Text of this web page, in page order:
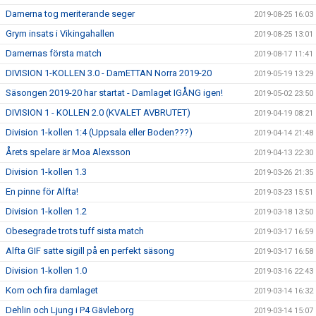
Damerna tog meriterande seger 2019-08-25 16:03
Grym insats i Vikingahallen 2019-08-25 13:01
Damernas första match 2019-08-17 11:41
DIVISION 1-KOLLEN 3.0 - DamETTAN Norra 2019-20 2019-05-19 13:29
Säsongen 2019-20 har startat - Damlaget IGÅNG igen! 2019-05-02 23:50
DIVISION 1 - KOLLEN 2.0 (KVALET AVBRUTET) 2019-04-19 08:21
Division 1-kollen 1:4 (Uppsala eller Boden???) 2019-04-14 21:48
Årets spelare är Moa Alexsson 2019-04-13 22:30
Division 1-kollen 1.3 2019-03-26 21:35
En pinne för Alfta! 2019-03-23 15:51
Division 1-kollen 1.2 2019-03-18 13:50
Obesegrade trots tuff sista match 2019-03-17 16:59
Alfta GIF satte sigill på en perfekt säsong 2019-03-17 16:58
Division 1-kollen 1.0 2019-03-16 22:43
Kom och fira damlaget 2019-03-14 16:32
Dehlin och Ljung i P4 Gävleborg 2019-03-14 15:07